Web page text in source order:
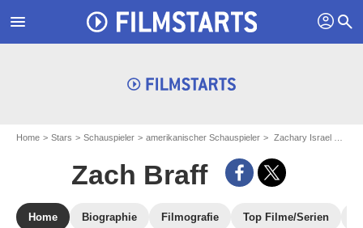
menu profil search
Home Stars Schauspieler amerikanischer Schauspieler Zachary Israel Braff - aka : Zach Braff
Zach Braff
Home Biographie Filmografie Top Filme/Serien